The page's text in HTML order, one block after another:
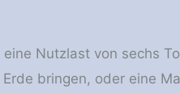
Nutzlast von sechs
bringen, oder eine